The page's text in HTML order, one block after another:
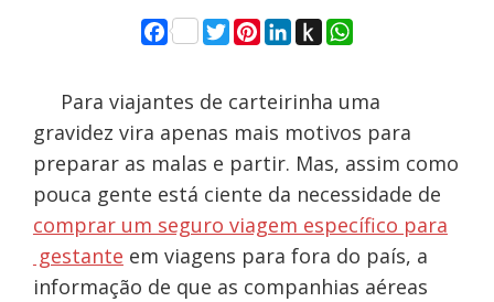
Facebook
Twitter
Pinterest
LinkedIn
Push
to
WhatsApp
Para viajantes de carteirinha uma
gravidez vira apenas mais motivos para
preparar as malas e partir. Mas, assim como
pouca gente está ciente da necessidade de
comprar um seguro viagem específico para
gestante em viagens para fora do país, a
informação de que as companhias aéreas